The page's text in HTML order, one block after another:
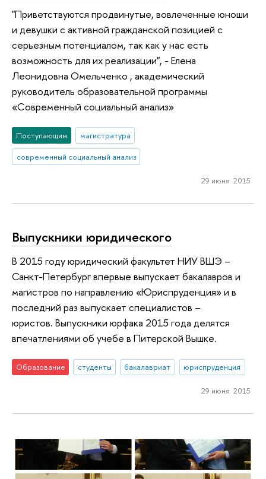
"Приветствуются продвинутые, вовлеченные юноши
и девушки с активной гражданской позицией с
серьезным потенциалом, так как у нас есть
возможность для их реализации", - Елена
Леонидовна Омельченко , академический
руководитель образовательной программы
«Современный социальный анализ»
Поступающим
магистратура
современный социальный анализ
29 июня 2015
Выпускники юридического
В 2015 году юридический факультет НИУ ВШЭ –
Санкт-Петербург впервые выпускает бакалавров и
магистров по направлению «Юриспруденция» и в
последний раз выпускает специалистов –
юристов. Выпускники юрфака 2015 года делятся
впечатлениями об учебе в Питерской Вышке.
Образование студенты бакалавриат юриспруденция
29 июня 2015